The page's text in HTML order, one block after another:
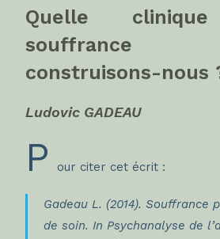
Quelle
souffrance
construisons-nous
Ludovic GADEAU
P our citer cet écrit :
Gadeau L. (2014). Souffrance
de soin.In Psychanalyse de